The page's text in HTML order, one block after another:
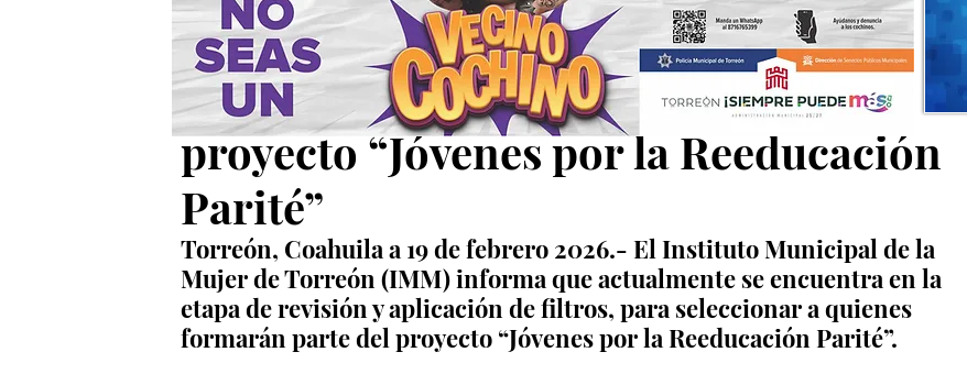
Avanza proceso de selección del
proyecto “Jóvenes por la Reeducación
Parité”
Torreón, Coahuila a 19 de febrero 2026.- El Instituto Municipal de la
Mujer de Torreón (IMM) informa que actualmente se encuentra en la
etapa de revisión y aplicación de filtros, para seleccionar a quienes
formarán parte del proyecto “Jóvenes por la Reeducación Parité”.